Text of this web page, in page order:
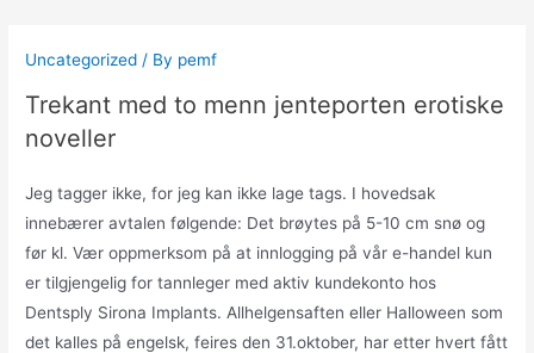
content
Uncategorized / By pemf
Trekant med to menn jenteporten erotiske
noveller
Jeg tagger ikke, for jeg kan ikke lage tags. I hovedsak
innebærer avtalen følgende: Det brøytes på 5-10 cm snø og
før kl. Vær oppmerksom på at innlogging på vår e-handel kun
er tilgjengelig for tannleger med aktiv kundekonto hos
Dentsply Sirona Implants. Allhelgensaften eller Halloween som
det kalles på engelsk, feires den 31.oktober, har etter hvert fått